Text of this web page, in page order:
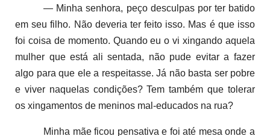
— Minha senhora, peço desculpas por ter batido
em seu filho. Não deveria ter feito isso. Mas é que isso
foi coisa de momento. Quando eu o vi xingando aquela
mulher que está ali sentada, não pude evitar a fazer
algo para que ele a respeitasse. Já não basta ser pobre
e viver naquelas condições? Tem também que tolerar
os xingamentos de meninos mal-educados na rua?
Minha mãe ficou pensativa e foi até mesa onde a